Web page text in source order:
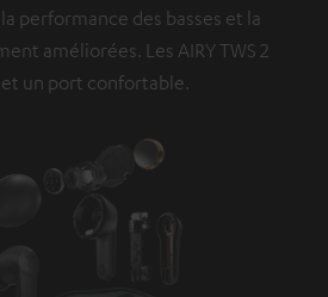
performance des basses et la
améliorées. Les AIRY TWS 2
un port confortable.